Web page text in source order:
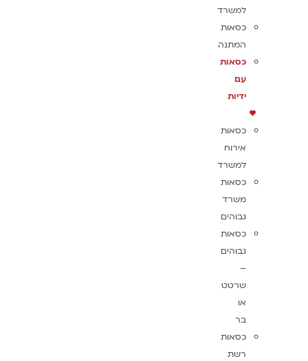
למשרד
כסאות
המתנה
כסאות
עם
ידיות
כסאות
אירוח
למשרד
כסאות
משרד
גבוהים
כסאות
גבוהים
–
שרטט
או
בר
כסאות
רשת